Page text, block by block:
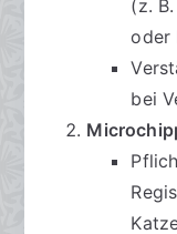
(z.
oder
bei